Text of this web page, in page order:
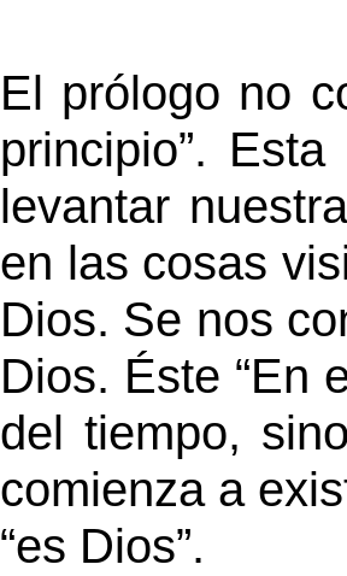
El prólogo no
principio”.
levantar
en las cosas
Dios. Se nos
Dios. Éste “En
del tiempo,
comienza a
“es Dios”.